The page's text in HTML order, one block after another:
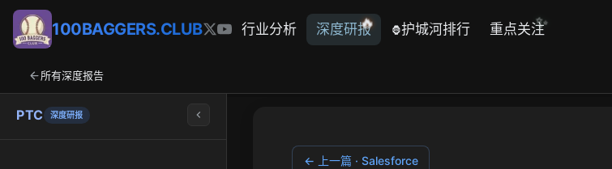
100BAGGERS.CLUB 行业分析 深度研报
🔥 🦍护城河排行 重点关注
✨
所有深度报告
PTC 深度研报
← 上一篇 · Salesforce